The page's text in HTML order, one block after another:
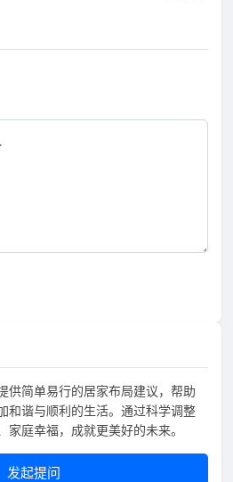
供简单易行的居家布局建议，帮助
和谐与顺利的生活。通过科学调整
家庭幸福，成就更美好的未来。
发起提问